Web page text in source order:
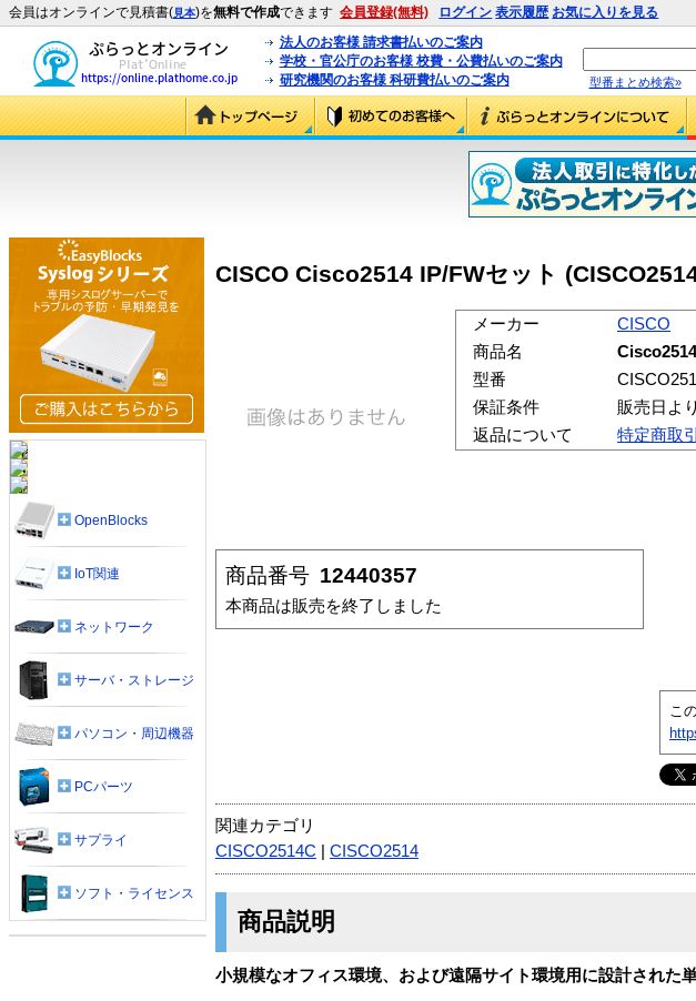
会員はオンラインで見積書(見本)を無料で作成できます 会員登録(無料) ログイン 表示履歴 お気に入りを見る
法人のお客様 請求書払いのご案内
学校・官公庁のお客様 校費・公費払いのご案内
研究機関のお客様 科研費払いのご案内
型番まとめ検索»
CISCO Cisco2514 IP/FWセット
メーカー
CISCO
商品名
型番
保証条件
販売日よ
返品について
特定商取
商品番号 12440357
本商品は販売を終了しました
こ
関連カテゴリ
CISCO2514C
CISCO2514
商品説明
小規模なオフィス環境、および遠隔サイト環境用に設計された
OpenBlocks
IoT関連
ネットワーク
サーバ・ストレージ
パソコン・周辺機器
PCパーツ
サプライ
ソフト・ライセンス